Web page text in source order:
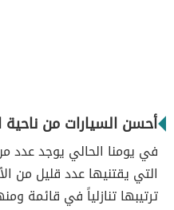
أحسن السيارات من ناحية
في يومنا الحالي يوجد عدد
ترتيبها تنازلياً في قائمة